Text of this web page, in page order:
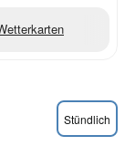
Stündlich